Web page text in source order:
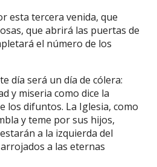
esta tercera venida, que
que abrirá las puertas de
el número de los
día será un día de cólera:
y miseria como dice la
los difuntos. La Iglesia, como
y teme por sus hijos,
a la izquierda del
a las eternas